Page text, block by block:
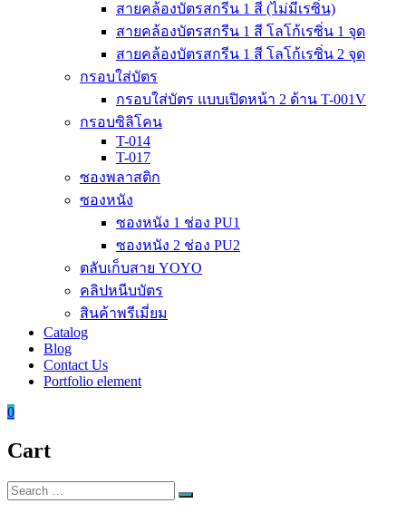
สายคล้องบัตรสกรีน 1 สี (ไม่มีเรซิ่น)
สายคล้องบัตรสกรีน 1 สี โลโก้เรซิ่น 1 จุด
สายคล้องบัตรสกรีน 1 สี โลโก้เรซิ่น 2 จุด
กรอบใส่บัตร
กรอบใส่บัตร แบบเปิดหน้า 2 ด้าน T-001V
กรอบซิลิโคน
T-014
T-017
ซองพลาสติก
ซองหนัง
ซองหนัง 1 ช่อง PU1
ซองหนัง 2 ช่อง PU2
ตลับเก็บสาย YOYO
คลิปหนีบบัตร
สินค้าพรีเมี่ยม
Catalog
Blog
Contact Us
Portfolio element
0
Cart
Search
for:
Search